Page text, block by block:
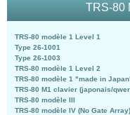
TRS-80
TRS-80 modèle 1 Level 1
Type 26-1001
Type 26-1003
TRS-80 modèle 1 Level 2
TRS-80 modèle 1 "made in
TRS-80 M1 clavier (japonais/
TRS-80 modèle III
TRS-80 modèle IV (No Gate Array)